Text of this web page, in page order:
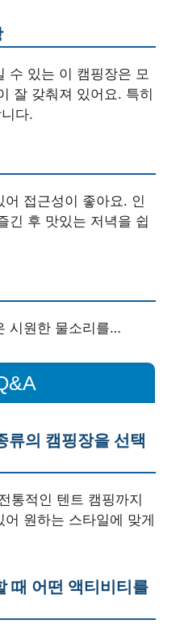
수 있는 이 캠핑장은 모
잘 갖춰져 있어요. 특히
다.
접근성이 좋아요. 인
긴 후 맛있는 저녁을 쉽
시원한 물소리를…
류의 캠핑장을 선택
통적인 텐트 캠핑까지
원하는 스타일에 맞게
때 어떤 액티비티를